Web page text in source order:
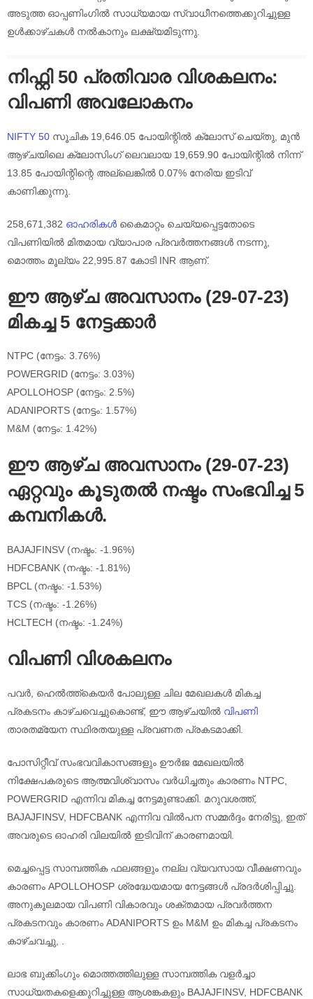
അടുത്ത ഓപ്പണിംഗിൽ സാധ്യമായ സ്വാധീനത്തെക്കുറിച്ചുള്ള
ഉൾക്കാഴ്ചകൾ നൽകാനും ലക്ഷ്യമിടുന്നു.
നിഫ്റ്റി 50 പ്രതിവാര വിശകലനം:
വിപണി അവലോകനം
NIFTY 50 സൂചിക 19,646.05 പോയിന്റിൽ ക്ലോസ് ചെയ്തു, മുൻ
ആഴ്‌ചയിലെ ക്ലോസിംഗ് ലെവലായ 19,659.90 പോയിന്റിൽ നിന്ന്
13.85 പോയിന്റിന്റെ അല്ലെങ്കിൽ 0.07% നേരിയ ഇടിവ്
കാണിക്കുന്നു.
258,671,382 ഓഹരികൾ കൈമാറ്റം ചെയ്യപ്പെട്ടതോടെ
വിപണിയിൽ മിതമായ വ്യാപാര പ്രവർത്തനങ്ങൾ നടന്നു,
മൊത്തം മൂല്യം 22,995.87 കോടി INR ആണ്.
ഈ ആഴ്‌ച അവസാനം (29-07-23)
മികച്ച 5 നേട്ടക്കാർ
NTPC (നേട്ടം: 3.76%)
POWERGRID (നേട്ടം: 3.03%)
APOLLOHOSP (നേട്ടം: 2.5%)
ADANIPORTS (നേട്ടം: 1.57%)
M&M (നേട്ടം: 1.42%)
ഈ ആഴ്‌ച അവസാനം (29-07-23)
ഏറ്റവും കൂടുതൽ നഷ്ടം സംഭവിച്ച 5
കമ്പനികൾ.
BAJAJFINSV (നഷ്ടം: -1.96%)
HDFCBANK (നഷ്ടം: -1.81%)
BPCL (നഷ്ടം: -1.53%)
TCS (നഷ്ടം: -1.26%)
HCLTECH (നഷ്ടം: -1.24%)
വിപണി വിശകലനം
പവർ, ഹെൽത്ത്‌കെയർ പോലുള്ള ചില മേഖലകൾ മികച്ച
പ്രകടനം കാഴ്ചവെച്ചുകൊണ്ട്, ഈ ആഴ്ചയിൽ വിപണി
താരതമ്യേന സ്ഥിരതയുള്ള പ്രവണത പ്രകടമാക്കി.
പോസിറ്റീവ് സംഭവവികാസങ്ങളും ഊർജ മേഖലയിൽ
നിക്ഷേപകരുടെ ആത്മവിശ്വാസം വർധിച്ചതും കാരണം NTPC,
POWERGRID എന്നിവ മികച്ച നേട്ടമുണ്ടാക്കി. മറുവശത്ത്,
BAJAJFINSV, HDFCBANK എന്നിവ വിൽപന സമ്മർദ്ദം നേരിട്ടു, ഇത്
അവരുടെ ഓഹരി വിലയിൽ ഇടിവിന് കാരണമായി.
മെച്ചപ്പെട്ട സാമ്പത്തിക ഫലങ്ങളും നല്ല വ്യവസായ വീക്ഷണവും
കാരണം APOLLOHOSP ശ്രദ്ധേയമായ നേട്ടങ്ങൾ പ്രദർശിപ്പിച്ചു.
അനുകൂലമായ വിപണി വികാരവും ശക്തമായ പ്രവർത്തന
പ്രകടനവും കാരണം ADANIPORTS ഉം M&M ഉം മികച്ച പ്രകടനം
കാഴ്ചവച്ചു, .
ലാഭ ബുക്കിംഗും മൊത്തത്തിലുള്ള സാമ്പത്തിക വളർച്ചാ
സാധ്യതകളെക്കുറിച്ചുള്ള ആശങ്കകളും BAJAJFINSV, HDFCBANK